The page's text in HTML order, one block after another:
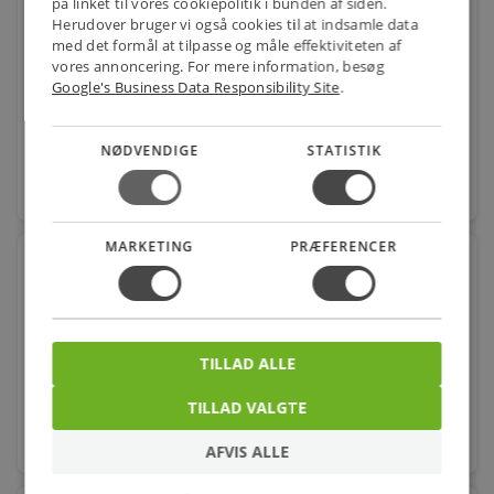
Roth fæsteclips til monteringsskinne 40 mm 250 stk.
Varenr.: 339656288
549,00 kr.pr. pakke.
3/8 FORKR. LUFTSKR. M/O-RING
24,00 kr.
Herudover bruger vi også cookies til at indsamle data
med det formål at tilpasse og måle effektiviteten af
vores annoncering. For mere information, besøg
Google's Business Data Responsibility Site.
NØDVENDIGE STATISTIK
MARKETING PRÆFERENCER
TILLAD VALGTE
TILLAD ALLE
AFVIS ALLE